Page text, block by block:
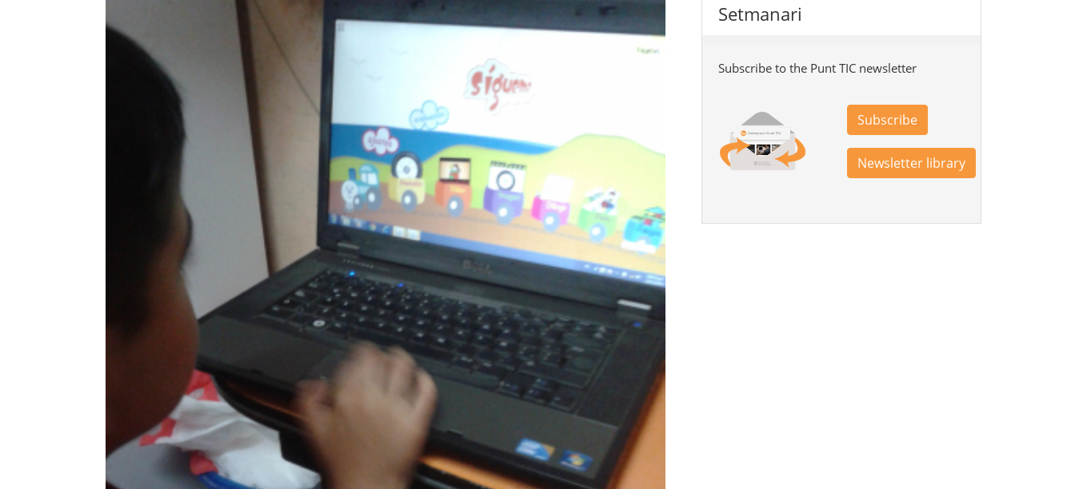
Setmanari
Subscribe to the Punt TIC newsletter
Subscribe
Newsletter library